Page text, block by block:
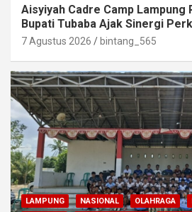
Aisyiyah Cadre Camp Lampung
Bupati Tubaba Ajak Sinergi
7 Agustus 2026 bintang_565
LAMPUNG NASIONAL OLAHRAGA